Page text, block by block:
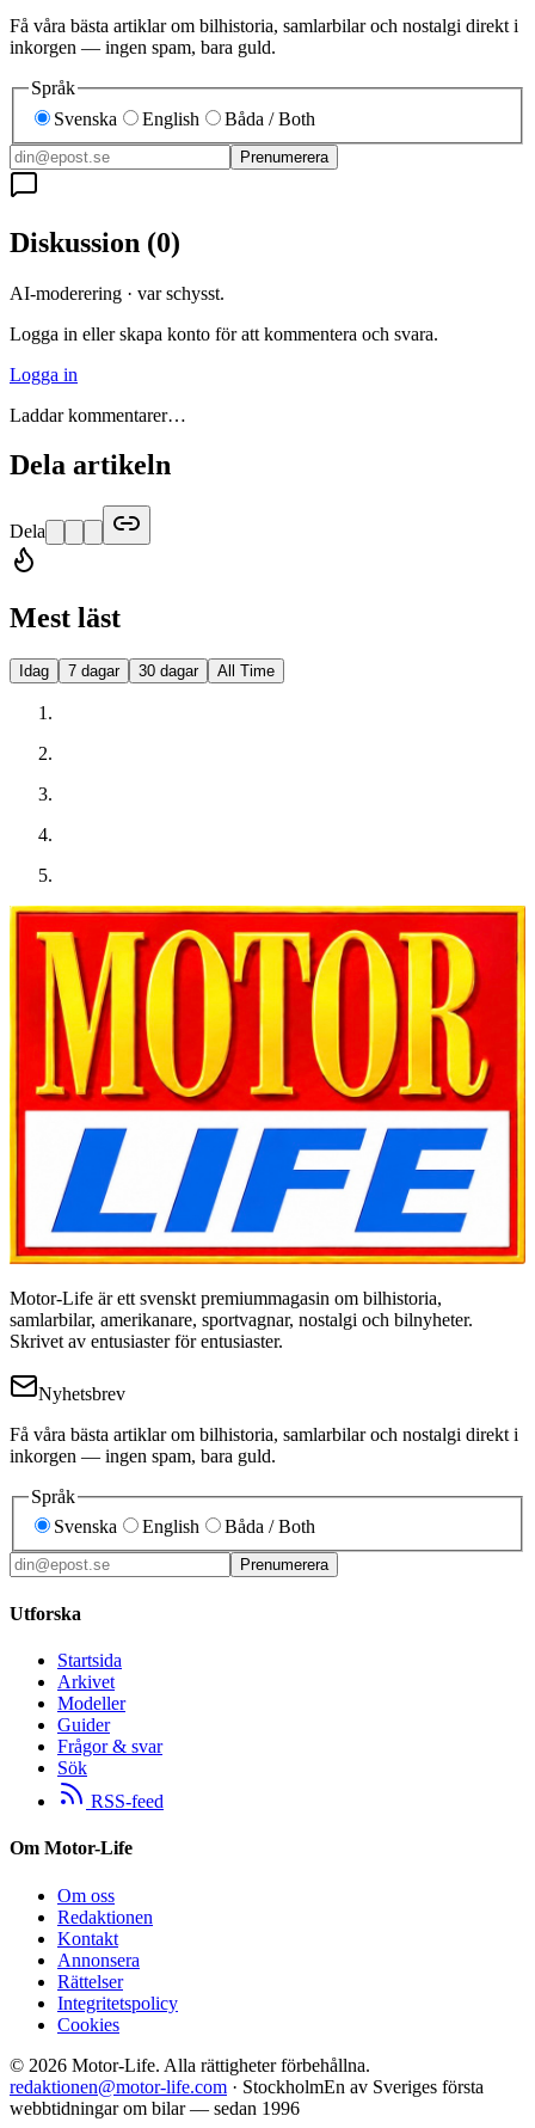
Få våra bästa artiklar om bilhistoria, samlarbilar och nostalgi direkt i
inkorgen — ingen spam, bara guld.
Språk
Svenska
English Båda / Both
Prenumerera
Diskussion (0)
AI-moderering · var schysst.
Logga in eller skapa konto för att kommentera och svara.
Logga in
Laddar kommentarer…
Dela artikeln
Dela
Mest läst
Idag 7 dagar 30 dagar All Time
Motor-Life är ett svenskt premiummagasin om bilhistoria,
samlarbilar, amerikanare, sportvagnar, nostalgi och bilnyheter.
Skrivet av entusiaster för entusiaster.
Nyhetsbrev
Få våra bästa artiklar om bilhistoria, samlarbilar och nostalgi direkt i
inkorgen — ingen spam, bara guld.
Språk
Svenska
English Båda / Both
Prenumerera
Utforska
Startsida
Arkivet
Modeller
Guider
Frågor & svar
Sök
RSS-feed
Om Motor-Life
Om oss
Redaktionen
Kontakt
Annonsera
Rättelser
Integritetspolicy
Cookies
© 2026 Motor-Life. Alla rättigheter förbehållna.
redaktionen@motor-life.com · StockholmEn av Sveriges första
webbtidningar om bilar — sedan 1996